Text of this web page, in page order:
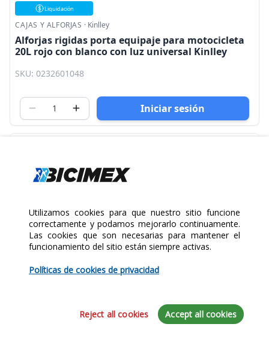
Liquidación
CAJAS Y ALFORJAS · Kinlley
Alforjas rigidas porta equipaje para motocicleta
20L rojo con blanco con luz universal Kinlley
SKU: 0232601048
Iniciar sesión
Utilizamos cookies para que nuestro sitio funcione
correctamente y podamos mejorarlo continuamente.
Las cookies que son necesarias para mantener el
funcionamiento del sitio están siempre activas.
Políticas de cookies de privacidad
Reject all cookies Accept all cookies